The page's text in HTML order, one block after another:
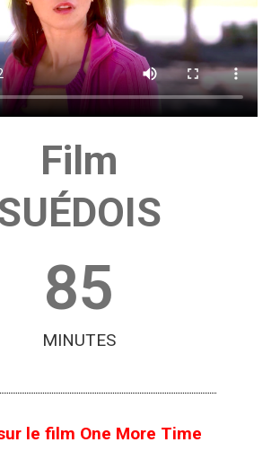
Film
85
MINUTES
le film One More Time